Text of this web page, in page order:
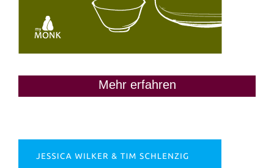
Mehr erfahren